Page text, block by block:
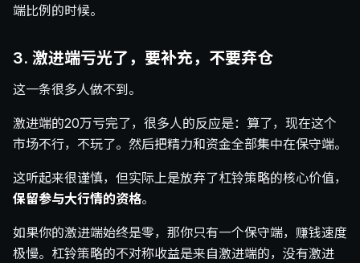
端比例的时候。
3. 激进端亏光了，要补充，不要弃仓
这一条很多人做不到。
激进端的20万亏完了，很多人的反应是：算了，现在这个
市场不行，不玩了。然后把精力和资金全部集中在保守端。
这听起来很谨慎，但实际上是放弃了杠铃策略的核心价值，
保留参与大行情的资格。
如果你的激进端始终是零，那你只有一个保守端，赚钱速度
极慢。杠铃策略的不对称收益是来自激进端的，没有激进